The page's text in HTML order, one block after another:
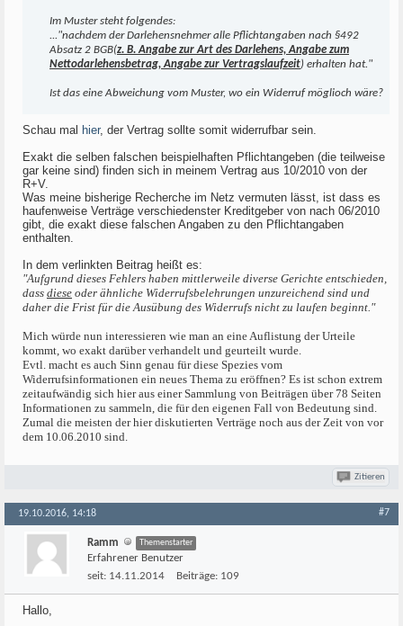
Im Muster steht folgendes:
..."nachdem der Darlehensnehmer alle Pflichtangaben nach §492
Absatz 2 BGB(z. B. Angabe zur Art des Darlehens, Angabe zum
Nettodarlehensbetrag, Angabe zur Vertragslaufzeit) erhalten hat."
Ist das eine Abweichung vom Muster, wo ein Widerruf möglioch wäre?
Schau mal hier, der Vertrag sollte somit widerrufbar sein.
Exakt die selben falschen beispielhaften Pflichtangeben (die teilweise
gar keine sind) finden sich in meinem Vertrag aus 10/2010 von der
R+V.
Was meine bisherige Recherche im Netz vermuten lässt, ist dass es
haufenweise Verträge verschiedenster Kreditgeber von nach 06/2010
gibt, die exakt diese falschen Angaben zu den Pflichtangaben
enthalten.
In dem verlinkten Beitrag heißt es:
"Aufgrund dieses Fehlers haben mittlerweile diverse Gerichte entschieden,
dass diese oder ähnliche Widerrufsbelehrungen unzureichend sind und
daher die Frist für die Ausübung des Widerrufs nicht zu laufen beginnt."
Mich würde nun interessieren wie man an eine Auflistung der Urteile
kommt, wo exakt darüber verhandelt und geurteilt wurde.
Evtl. macht es auch Sinn genau für diese Spezies vom
Widerrufsinformationen ein neues Thema zu eröffnen? Es ist schon extrem
zeitaufwändig sich hier aus einer Sammlung von Beiträgen über 78 Seiten
Informationen zu sammeln, die für den eigenen Fall von Bedeutung sind.
Zumal die meisten der hier diskutierten Verträge noch aus der Zeit von vor
dem 10.06.2010 sind.
Zitieren
19.10.2016, 14:18 #7
Ramm Themenstarter
Erfahrener Benutzer
seit: 14.11.2014 Beiträge: 109
Hallo,